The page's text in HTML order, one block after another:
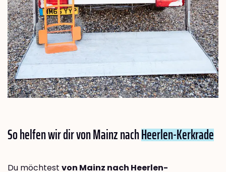
So helfen wir dir von Mainz nachHeerlen-Kerkrade
Du möchtest von Mainz nach Heerlen-